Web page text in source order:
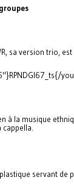
sa version trio,
la musique
servant